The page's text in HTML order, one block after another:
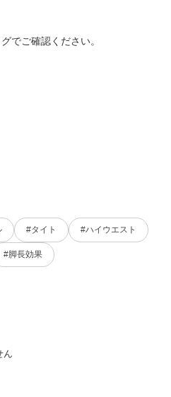
でご確認ください。
#タイト #ハイウエスト
#脚長効果
ん